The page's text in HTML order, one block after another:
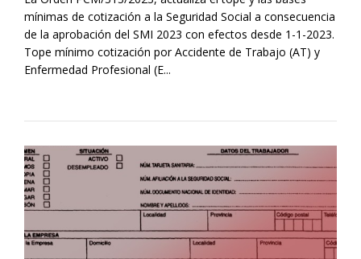
mínimas de cotización a la Seguridad Social a consecuencia
de la aprobación del SMI 2023 con efectos desde 1-1-2023.
Tope mínimo cotización por Accidente de Trabajo (AT) y
Enfermedad Profesional (E...